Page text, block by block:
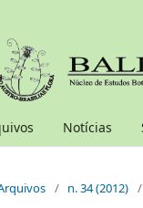
Notícias
/ n. 34 (2012) /